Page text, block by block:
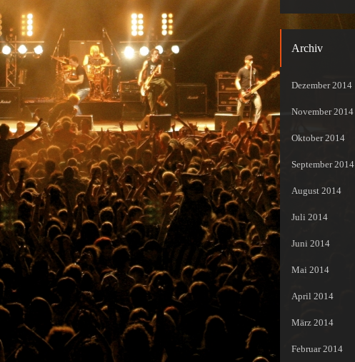
Archiv
Dezember 2014
November 2014
Oktober 2014
September 2014
August 2014
Juli 2014
Juni 2014
Mai 2014
April 2014
März 2014
Februar 2014